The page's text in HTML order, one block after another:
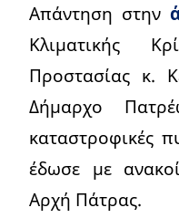
Απάντηση στην
Κλιματικής
Προστασίας κ.
Δήμαρχο
καταστροφικές
έδωσε με
Αρχή Πάτρας.